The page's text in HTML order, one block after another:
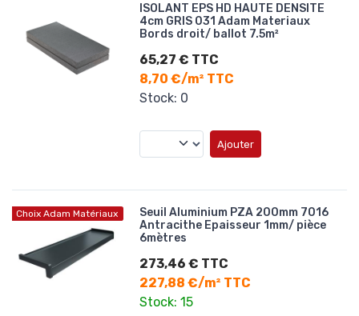
ISOLANT EPS HD HAUTE DENSITE
4cm GRIS 031 Adam Materiaux
Bords droit/ ballot 7.5m²
65,27 € TTC
8,70 €/m² TTC
Stock: 0
Ajouter
Choix Adam Matériaux
Seuil Aluminium PZA 200mm 7016
Antracithe Epaisseur 1mm/ pièce
6mètres
273,46 € TTC
227,88 €/m² TTC
Stock: 15